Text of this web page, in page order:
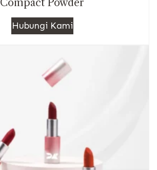
Compact Powder
Hubungi Kami